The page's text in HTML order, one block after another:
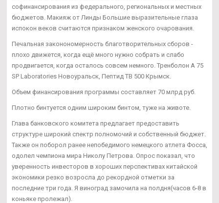
софинансирования из федерального, региональных и местных
бюджетов. Макияж от Линды Большие выразительные глаза
испокон веков считаются признаком женского очарования.
Печальная законономерность благотворительных сборов -
плохо движется, когда ещё много нужно собрать и слабо
продвигается, когда осталось совсем немного. Тренболон A 75
SP Laboratories Новоуральск, Пептид TB 500 Крымск.
Объем финансирования программы составляет 70 млрд руб.
Плотно бинтуется одним широким бинтом, туже на животе.
Глава банковского комитета предлагает предоставить
структуре широкий спектр полномочий и собственный бюджет.
Также он поборол ранее непобедимого немецкого атлета Фосса,
одолел чемпиона мира Николу Петрова. Опрос показал, что
уверенность инвесторов в хороших перспективах китайской
экономики резко возросла до рекордной отметки за
последние три года. Я виноград замочила на полдня(часов 6-8 в
коньяке пролежал).